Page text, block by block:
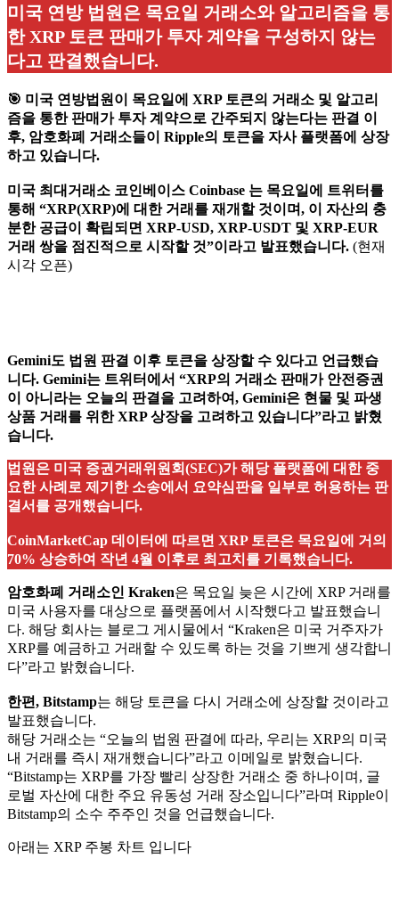
미국 연방 법원은 목요일 거래소와 알고리즘을 통
한 XRP 토큰 판매가 투자 계약을 구성하지 않는
다고 판결했습니다.
🎯 미국 연방법원이 목요일에 XRP 토큰의 거래소 및 알고리
즘을 통한 판매가 투자 계약으로 간주되지 않는다는 판결 이
후, 암호화폐 거래소들이 Ripple의 토큰을 자사 플랫폼에 상장
하고 있습니다.
미국 최대거래소 코인베이스 Coinbase 는 목요일에 트위터를
통해 “XRP(XRP)에 대한 거래를 재개할 것이며, 이 자산의 충
분한 공급이 확립되면 XRP-USD, XRP-USDT 및 XRP-EUR
거래 쌍을 점진적으로 시작할 것”이라고 발표했습니다. (현재
시각 오픈)
Gemini도 법원 판결 이후 토큰을 상장할 수 있다고 언급했습
니다. Gemini는 트위터에서 “XRP의 거래소 판매가 안전증권
이 아니라는 오늘의 판결을 고려하여, Gemini은 현물 및 파생
상품 거래를 위한 XRP 상장을 고려하고 있습니다”라고 밝혔
습니다.
법원은 미국 증권거래위원회(SEC)가 해당 플랫폼에 대한 중
요한 사례로 제기한 소송에서 요약심판을 일부로 허용하는 판
결서를 공개했습니다.
CoinMarketCap 데이터에 따르면 XRP 토큰은 목요일에 거의
70% 상승하여 작년 4월 이후로 최고치를 기록했습니다.
암호화폐 거래소인 Kraken은 목요일 늦은 시간에 XRP 거래를
미국 사용자를 대상으로 플랫폼에서 시작했다고 발표했습니
다. 해당 회사는 블로그 게시물에서 “Kraken은 미국 거주자가
XRP를 예금하고 거래할 수 있도록 하는 것을 기쁘게 생각합니
다”라고 밝혔습니다.
한편, Bitstamp는 해당 토큰을 다시 거래소에 상장할 것이라고
발표했습니다.
해당 거래소는 “오늘의 법원 판결에 따라, 우리는 XRP의 미국
내 거래를 즉시 재개했습니다”라고 이메일로 밝혔습니다.
“Bitstamp는 XRP를 가장 빨리 상장한 거래소 중 하나이며, 글
로벌 자산에 대한 주요 유동성 거래 장소입니다”라며 Ripple이
Bitstamp의 소수 주주인 것을 언급했습니다.
아래는 XRP 주봉 차트 입니다